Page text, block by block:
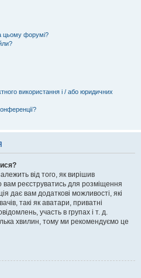
цьому форумі?
використання і / або юридичних
від того, як вирішив
вам реєструватись для розміщення
дає вам додаткові можливості, які
такі як аватари, приватні
участь в групах і т. д.
хвилин, тому ми рекомендуємо це